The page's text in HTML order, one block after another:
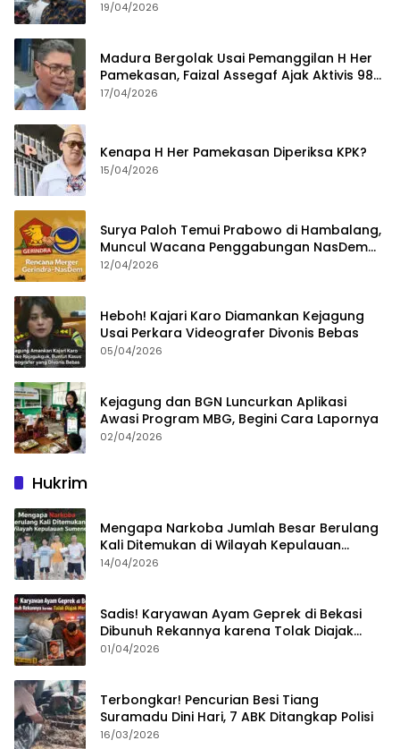
Tahun
19/04/2026
Madura Bergolak Usai Pemanggilan H Her
Pamekasan, Faizal Assegaf Ajak Aktivis 98
Bongkar Permainan KPK
17/04/2026
Kenapa H Her Pamekasan Diperiksa KPK?
15/04/2026
Surya Paloh Temui Prabowo di Hambalang,
Muncul Wacana Penggabungan NasDem
dan Gerindra
12/04/2026
Heboh! Kajari Karo Diamankan Kejagung
Usai Perkara Videografer Divonis Bebas
05/04/2026
Kejagung dan BGN Luncurkan Aplikasi
Awasi Program MBG, Begini Cara Lapornya
02/04/2026
Hukrim
Mengapa Narkoba Jumlah Besar Berulang
Kali Ditemukan di Wilayah Kepulauan
Sumenep?
14/04/2026
Sadis! Karyawan Ayam Geprek di Bekasi
Dibunuh Rekannya karena Tolak Diajak
Merampok Majikan
01/04/2026
Terbongkar! Pencurian Besi Tiang
Suramadu Dini Hari, 7 ABK Ditangkap Polisi
16/03/2026